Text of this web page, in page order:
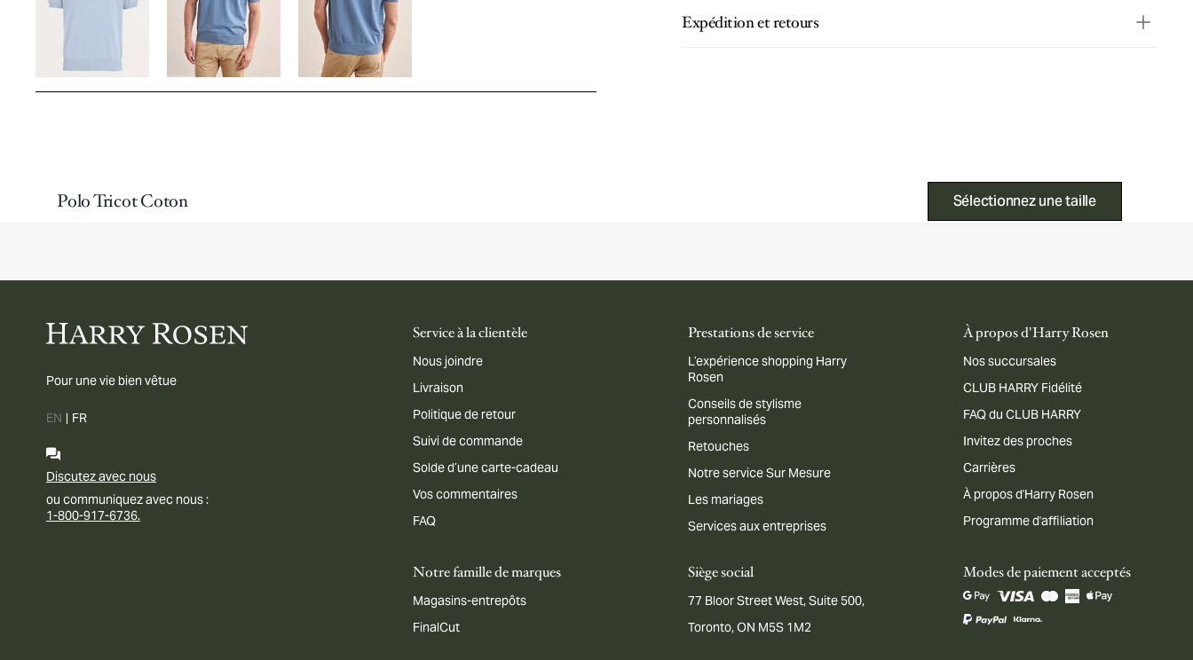
Expédition et retours
Polo Tricot Coton Sélectionnez une taille
Pour une vie bien vêtue
EN | FR
Discutez avec nous
ou communiquez avec nous :
1-800-917-6736.
Service à la clientèle
Nous joindre
Livraison
Politique de retour
Suivi de commande
Solde d’une carte-cadeau
Vos commentaires
FAQ
Prestations de service
L’expérience shopping Harry
Rosen
Conseils de stylisme
personnalisés
Retouches
Notre service Sur Mesure
Les mariages
Services aux entreprises
À propos d'Harry Rosen
Nos succursales
CLUB HARRY Fidélité
FAQ du CLUB HARRY
Invitez des proches
Carrières
À propos d'Harry Rosen
Programme d'affiliation
Notre famille de marques
Magasins-entrepôts
FinalCut
Siège social
77 Bloor Street West, Suite 500,
Toronto, ON M5S 1M2
Modes de paiement acceptés